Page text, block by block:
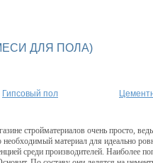
ДЛЯ ПОЛА)
Гипсовый пол
стройматериалов очень просто,
материал для идеально
среди производителей. Наиболее